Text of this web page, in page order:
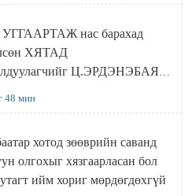
УГГААРТАЖ нас барахад
ХЯТАД
Ц.ЭРДЭНЭБАЯР
48 мин
хотод зөөврийн саванд
хязгаарласан бол
ийм хориг мөрдөгдөхгүй